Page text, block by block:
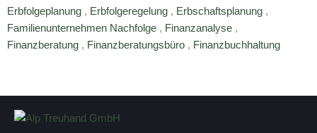
Erbfolgeplanung , Erbfolgeregelung , Erbschaftsplanung ,
Familienunternehmen Nachfolge , Finanzanalyse ,
Finanzberatung , Finanzberatungsbüro , Finanzbuchhaltung